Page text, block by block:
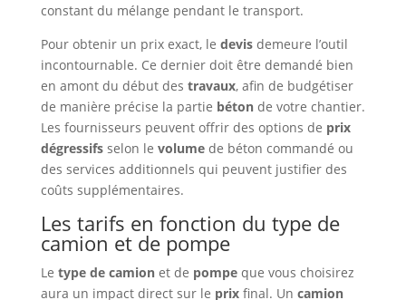
constant du mélange pendant le transport.
Pour obtenir un prix exact, le devisdemeure l’outil
incontournable. Ce dernier doit être demandé bien
en amont du début des travaux, afin de budgétiser
de manière précise la partie bétonde votre chantier.
Les fournisseurs peuvent offrir des options de prix
dégressifsselon le volumede béton commandé ou
des services additionnels qui peuvent justifier des
coûts supplémentaires.
Les tarifs en fonction du type de
camion et de pompe
Le type de camionet de pompeque vous choisirez
aura un impact direct sur le prixfinal. Un camion